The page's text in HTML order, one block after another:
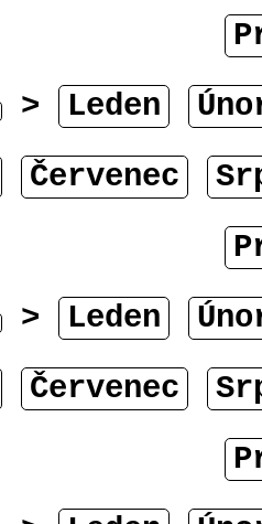
> Leden
Červenec
> Leden
Červenec